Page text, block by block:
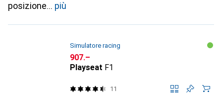
posizione
più
Simulatore racing
CHF
907.–
Playseat F1
11